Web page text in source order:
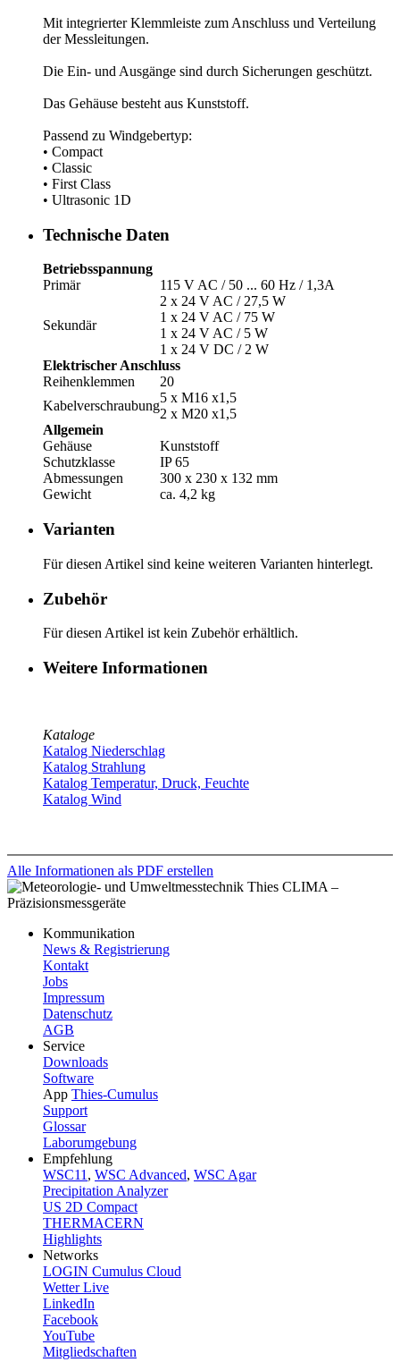
Mit integrierter Klemmleiste zum Anschluss und Verteilung
der Messleitungen.
Die Ein- und Ausgänge sind durch Sicherungen geschützt.
Das Gehäuse besteht aus Kunststoff.
Passend zu Windgebertyp:
• Compact
• Classic
• First Class
• Ultrasonic 1D
Technische Daten
Betriebsspannung
Primär
115 V AC /­ 50 ... 60 Hz /­ 1,3A
Sekundär
2 x 24 V AC /­ 27,5 W
1 x 24 V AC /­ 75 W
1 x 24 V AC /­ 5 W
1 x 24 V DC /­ 2 W
Elektrischer Anschluss
Reihenklemmen
20
Kabelverschraubung
5 x M16 x1,5
2 x M20 x1,5
Allgemein
Gehäuse
Kunststoff
Schutzklasse
IP 65
Abmessungen
300 x 230 x 132 mm
Gewicht
ca. 4,2 kg
Varianten
Für diesen Artikel sind keine weiteren Varianten hinterlegt.
Zubehör
Für diesen Artikel ist kein Zubehör erhältlich.
Weitere Informationen
Kataloge
Katalog Niederschlag
Katalog Strahlung
Katalog Temperatur, Druck, Feuchte
Katalog Wind
Alle Informationen als PDF erstellen
Kommunikation
News & Registrierung
Kontakt
Jobs
Impressum
Datenschutz
AGB
Service
Downloads
Software
App Thies-Cumulus
Support
Glossar
Laborumgebung
Empfehlung
WSC11 , WSC Advanced, WSC Agar
Precipitation Analyzer
US 2D Compact
THERMACERN
Highlights
Networks
LOGIN Cumulus Cloud
Wetter Live
LinkedIn
Facebook
YouTube
Mitgliedschaften